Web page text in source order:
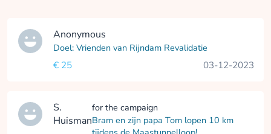
Anonymous
Doel: Vrienden van Rijndam Revalidatie
€ 25
03-12-2023
S.
Huisman
for the campaign
Bram en zijn papa Tom lopen 10 km